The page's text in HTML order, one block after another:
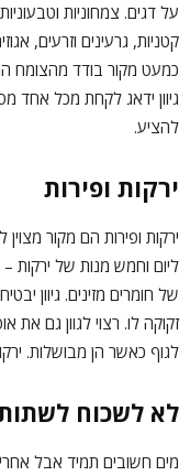
על דגים. צמחוניות
קטניות, גרעינים וזרעים,
כמעט מקור בודד מהצומח
גיוון ידאג לקחת מכל אחד
להציע.
ירקות ופירות
ירקות ופירות הם מקור מצוין
ליום וחמש מנות של ירקות –
של חומרים מזינים. גיוון
זקוקה לו. רצוי לגוון גם את
לגוף כאשר הן מבושלות.
לא לשכוח
מים חשובים תמיד אבל